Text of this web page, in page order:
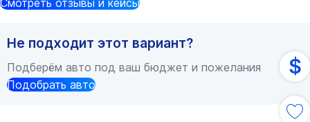
Смотреть отзывы и кейсы
Не подходит этот вариант?
Подберём авто под ваш бюджет и пожелания
Подобрать авто
$